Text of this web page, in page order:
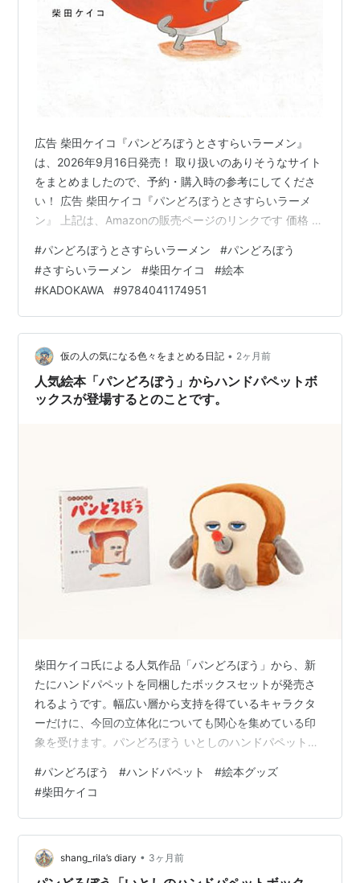
広告 柴田ケイコ『パンどろぼうとさすらいラーメン』
は、2026年9月16日発売！ 取り扱いのありそうなサイト
をまとめましたので、予約・購入時の参考にしてくださ
い！ 広告 柴田ケイコ『パンどろぼうとさすらいラーメ
ン』 上記は、Amazonの販売ページのリンクです 価格 ：
KADOKAWA 商品コード：9784041174951 Amazon e-
hon HMV&BOOKS online カドスト 紀伊國屋書店ウェブ
ストア セブンネットショッピング タワーレコードオンラ
イン Neowing ホンヤクラブ 丸善ジュンク堂書店ネット
ストア…
#パンどろぼうとさすらいラーメン #パンどろぼう
#さすらいラーメン #柴田ケイコ #絵本
#KADOKAWA #9784041174951
仮の人の気になる色々をまとめる日記 • 2ヶ月前
人気絵本「パンどろぼう」からハンドパペットボ
ックスが登場するとのことです。
柴田ケイコ氏による人気作品「パンどろぼう」から、新
たにハンドパペットを同梱したボックスセットが発売さ
れるようです。幅広い層から支持を得ているキャラクタ
ーだけに、今回の立体化についても関心を集めている印
象を受けます。パンどろぼう いとしのハンドパペットボ
ペットを特製のボックスに収めた仕様になっているとの
ことです。平面の絵本から抜け出したような造形がどの
程度再現されているのか、客観的に見ても興味深い試み
ではないでしょうか。 パペットという形式は、指先でキ
ャラクターに表情を付けられるため、単なるぬいぐるみ
とは異なる魅力があると言えます。お子様への…
#パンどろぼう #ハンドパペット #絵本グッズ
#柴田ケイコ
shang_rila’s diary • 3ヶ月前